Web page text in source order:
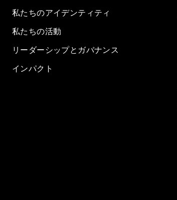
私たちのアイデンティティ
私たちの活動
リーダーシップとガバナンス
インパクト